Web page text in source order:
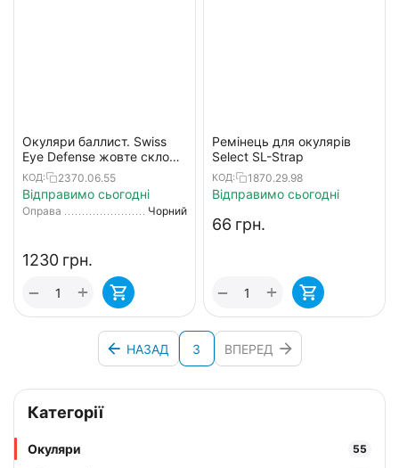
Окуляри баллист. Swiss
Eye Defense жовте скло
к:чорний
КОД: 2370.06.55
Відправимо сьогодні
Оправа Чорний
‍1230‍ грн.
+
−
Ремінець для окулярів
Select SL-Strap
КОД: 1870.29.98
Відправимо сьогодні
‍66‍ грн.
+
−
НАЗАД 3 ВПЕРЕД
Категорії
Окуляри 55